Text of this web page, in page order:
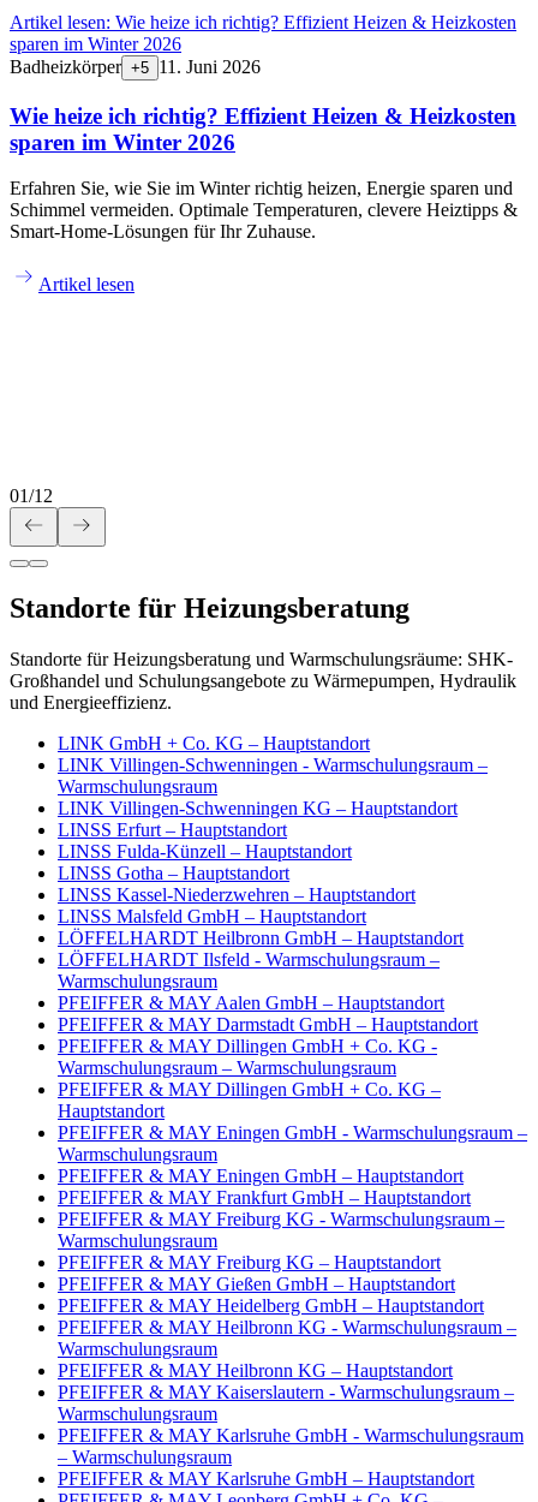
Artikel lesen: Wie heize ich richtig? Effizient Heizen & Heizkosten
sparen im Winter 2026
Badheizkörper +5 11. Juni 2026
Wie heize ich richtig? Effizient Heizen & Heizkosten
sparen im Winter 2026
Erfahren Sie, wie Sie im Winter richtig heizen, Energie sparen und
Schimmel vermeiden. Optimale Temperaturen, clevere Heiztipps &
Smart-Home-Lösungen für Ihr Zuhause.
Artikel lesen
01/12
Standorte für Heizungsberatung
Standorte für Heizungsberatung und Warmschulungsräume: SHK-
Großhandel und Schulungsangebote zu Wärmepumpen, Hydraulik
und Energieeffizienz.
LINK GmbH + Co. KG – Hauptstandort
LINK Villingen-Schwenningen - Warmschulungsraum –
Warmschulungsraum
LINK Villingen-Schwenningen KG – Hauptstandort
LINSS Erfurt – Hauptstandort
LINSS Fulda-Künzell – Hauptstandort
LINSS Gotha – Hauptstandort
LINSS Kassel-Niederzwehren – Hauptstandort
LINSS Malsfeld GmbH – Hauptstandort
LÖFFELHARDT Heilbronn GmbH – Hauptstandort
LÖFFELHARDT Ilsfeld - Warmschulungsraum –
Warmschulungsraum
PFEIFFER & MAY Aalen GmbH – Hauptstandort
PFEIFFER & MAY Darmstadt GmbH – Hauptstandort
PFEIFFER & MAY Dillingen GmbH + Co. KG -
Warmschulungsraum – Warmschulungsraum
PFEIFFER & MAY Dillingen GmbH + Co. KG –
Hauptstandort
PFEIFFER & MAY Eningen GmbH - Warmschulungsraum –
Warmschulungsraum
PFEIFFER & MAY Eningen GmbH – Hauptstandort
PFEIFFER & MAY Frankfurt GmbH – Hauptstandort
PFEIFFER & MAY Freiburg KG - Warmschulungsraum –
Warmschulungsraum
PFEIFFER & MAY Freiburg KG – Hauptstandort
PFEIFFER & MAY Gießen GmbH – Hauptstandort
PFEIFFER & MAY Heidelberg GmbH – Hauptstandort
PFEIFFER & MAY Heilbronn KG - Warmschulungsraum –
Warmschulungsraum
PFEIFFER & MAY Heilbronn KG – Hauptstandort
PFEIFFER & MAY Kaiserslautern - Warmschulungsraum –
Warmschulungsraum
PFEIFFER & MAY Karlsruhe GmbH - Warmschulungsraum
– Warmschulungsraum
PFEIFFER & MAY Karlsruhe GmbH – Hauptstandort